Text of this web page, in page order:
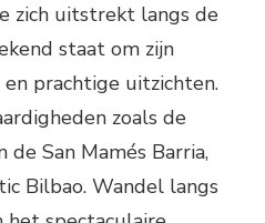
zich uitstrekt langs de
staat om zijn
prachtige uitzichten.
zoals de
de San Mamés Barria,
Bilbao. Wandel langs